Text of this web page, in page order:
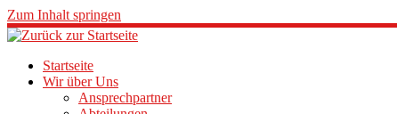
Zum Inhalt springen
Startseite
Wir über Uns
Ansprechpartner